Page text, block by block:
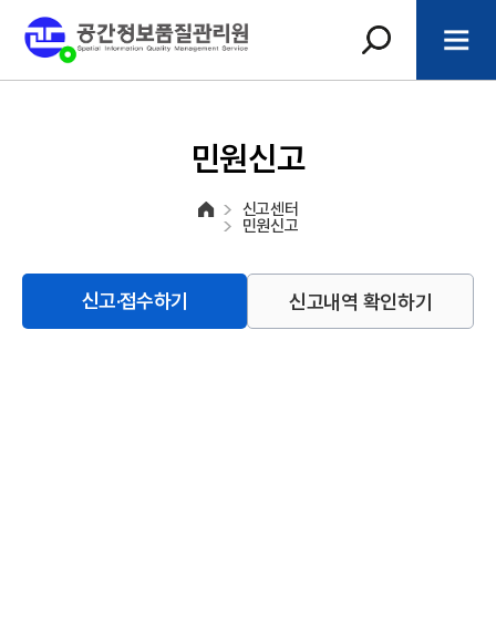
민원신고
신고센터
민원신고
신고내역 확인하기